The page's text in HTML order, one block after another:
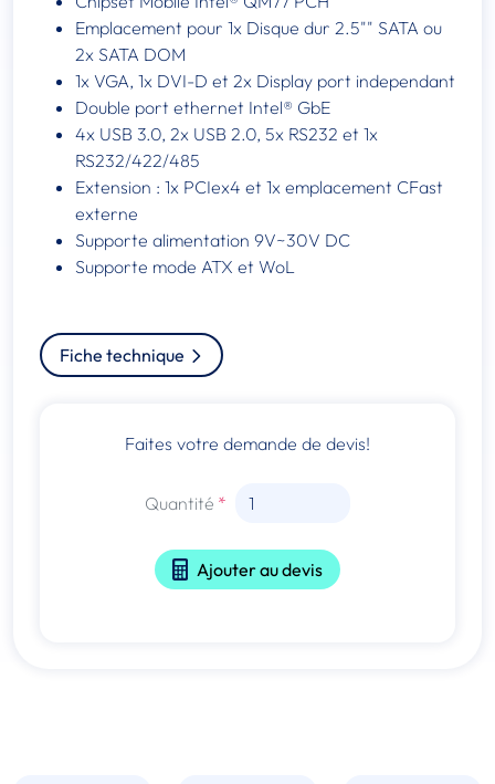
Emplacement pour 1x Disque dur 2.5"" SATA ou
2x SATA DOM
1x VGA, 1x DVI-D et 2x Display port independant
Double port ethernet Intel® GbE
4x USB 3.0, 2x USB 2.0, 5x RS232 et 1x
RS232/422/485
Extension : 1x PCIex4 et 1x emplacement CFast
externe
Supporte alimentation 9V~30V DC
Supporte mode ATX et WoL
Fiche technique
Faites votre demande de devis!
Quantité
Ajouter au devis